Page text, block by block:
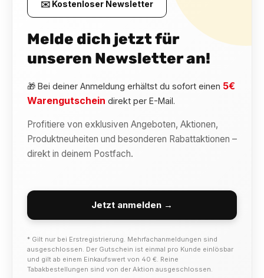
✉️ Kostenloser Newsletter
Melde dich jetzt für
unseren Newsletter an!
🎁 Bei deiner Anmeldung erhältst du sofort einen 5€
Warengutschein direkt per E-Mail.
Profitiere von exklusiven Angeboten, Aktionen,
Produktneuheiten und besonderen Rabattaktionen –
direkt in deinem Postfach.
Jetzt anmelden →
* Gilt nur bei Erstregistrierung. Mehrfachanmeldungen sind
ausgeschlossen. Der Gutschein ist einmal pro Kunde einlösbar
und gilt ab einem Einkaufswert von 40 €. Reine
Tabakbestellungen sind von der Aktion ausgeschlossen.